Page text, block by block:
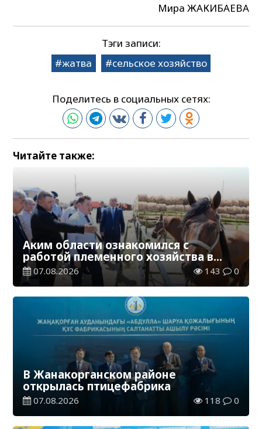
Мира ЖАКИБАЕВА
Тэги записи:
жатва
сельское хозяйство
Поделитесь в социальных сетях:
Читайте также:
Аким области ознакомился с
работой племенного хозяйства в
Жанакорганском районе
07.08.2026 143 0
В Жанакорганском районе
открылась птицефабрика
07.08.2026 118 0